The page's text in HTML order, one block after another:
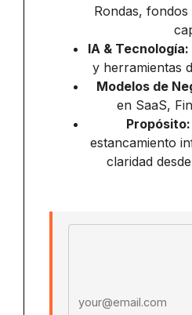
Rondas,
IA & Tecnología:
y herramientas
Modelos de
en SaaS,
Propósito:
estancamiento
claridad